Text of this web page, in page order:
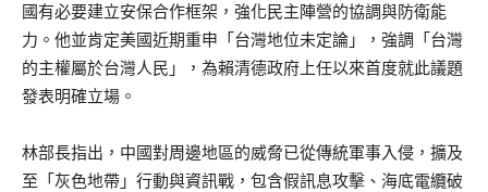
國有必要建立安保合作框架，強化民主陣營的協調與防衛能
力。他並肯定美國近期重申「台灣地位未定論」，強調「台灣
的主權屬於台灣人民」，為賴清德政府上任以來首度就此議題
發表明確立場。
林部長指出，中國對周邊地區的威脅已從傳統軍事入侵，擴及
至「灰色地帶」行動與資訊戰，包含假訊息攻擊、海底電纜破